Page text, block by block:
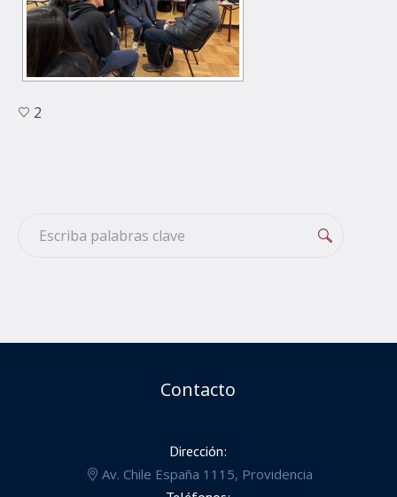
2
Contacto
Dirección:
Av. Chile España 1115, Providencia